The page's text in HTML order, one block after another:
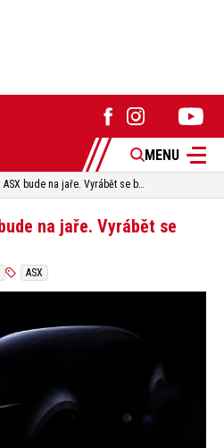
MENU
Nové Mitsubishi ASX bude na jaře. Vyrábět se bude u Renaultu
na jaře. Vyrábět se
ASX